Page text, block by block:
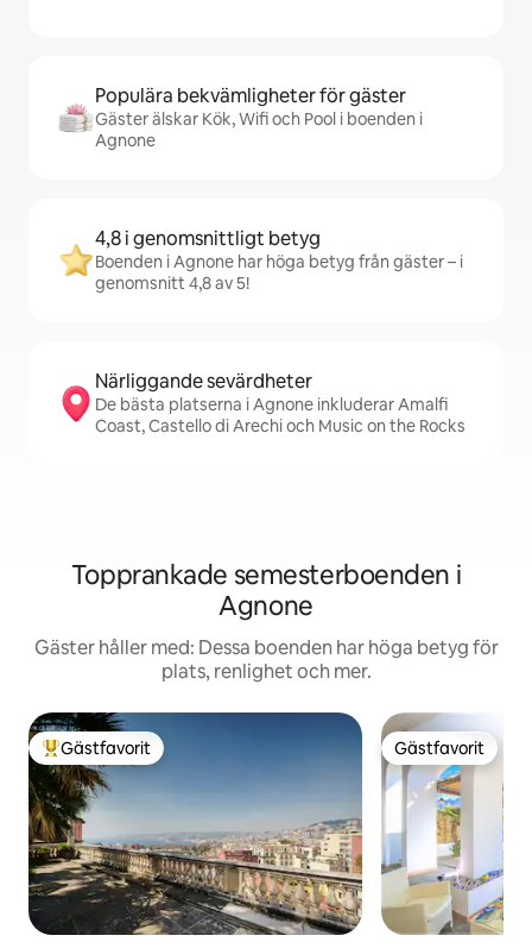
Populära bekvämligheter för gäster
Gäster älskar Kök, Wifi och Pool i boenden i
Agnone
4,8 i genomsnittligt betyg
Boenden i Agnone har höga betyg från gäster – i
genomsnitt 4,8 av 5!
Närliggande sevärdheter
De bästa platserna i Agnone inkluderar Amalfi
Coast, Castello di Arechi och Music on the Rocks
Topprankade semesterboenden i
Agnone
Gäster håller med: Dessa boenden har höga betyg för
plats, renlighet och mer.
Populär gästfavorit
Gästfavorit Gästfavorit
Gästfavorit